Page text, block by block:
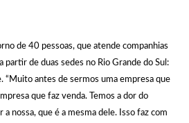
de 40 pessoas, que atende companhias
partir de duas sedes no Rio Grande do Sul:
“Muito antes de sermos uma empresa que
que faz venda. Temos a dor do
nossa, que é a mesma dele. Isso faz com